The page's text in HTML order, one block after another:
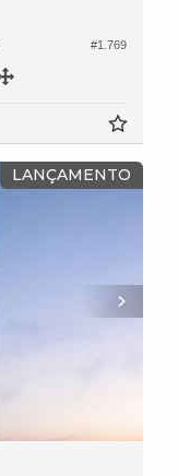
#1.769
LANÇAMENTO